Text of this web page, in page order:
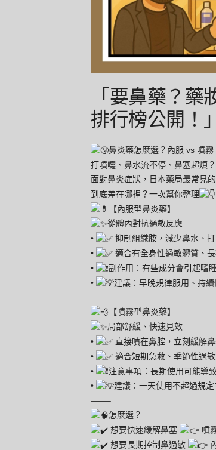
「要鼻藥？
排行榜公開！」
鼻炎藥怎麼選？內服 vs 噴霧
打噴嚏、鼻水流不停、鼻塞超煩？
面對鼻炎症狀，日本藥局最常見
到底差在哪裡？一次幫你整理
【內服型鼻炎藥】
從體內對抗過敏反應
•
抑制組織胺，減少鼻水、
•
適合有全身性過敏體質、
•
副作用：有些成分會引起嗜
•
建議：早晚規律服用、持
⸻
【噴霧型鼻炎藥】
局部舒緩、快速見效
•
直接噴在鼻腔，立刻緩解
•
適合短期急救、季節性過
•
注意事項：長期使用可能導
•
建議：一天使用不超過規
⸻
怎麼選？
想要快速緩解鼻塞
噴
想要長期控制鼻過敏